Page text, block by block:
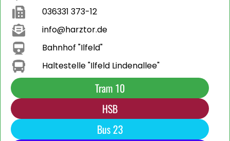
036331 373-12
info@harztor.de
Bahnhof "Ilfeld"
Haltestelle "Ilfeld Lindenallee"
Tram 10
HSB
Bus 23